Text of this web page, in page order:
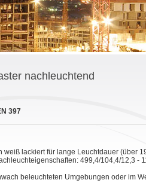
nachleuchtend
397
weiß lackiert für lange Leuchtdauer (über
499,4/104,4/12,3 -
beleuchteten Umgebungen oder im